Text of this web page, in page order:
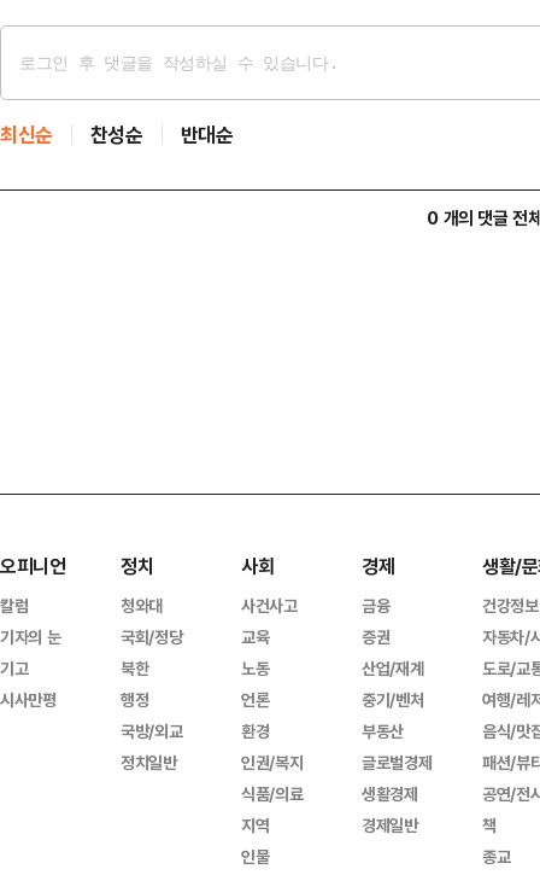
최신순 찬성순 반대순
0 개의 댓글 전
오피니언
칼럼
기자의 눈
기고
시사만평
정치
청와대
국회/정당
북한
행정
국방/외교
정치일반
사회
사건사고
교육
노동
언론
환경
인권/복지
식품/의료
지역
인물
경제
금융
증권
산업/재계
중기/벤처
부동산
글로벌경제
생활경제
경제일반
생활/
건강정보
자동차/
도로/교
여행/레
음식/맛
패션/뷰
공연/전
책
종교